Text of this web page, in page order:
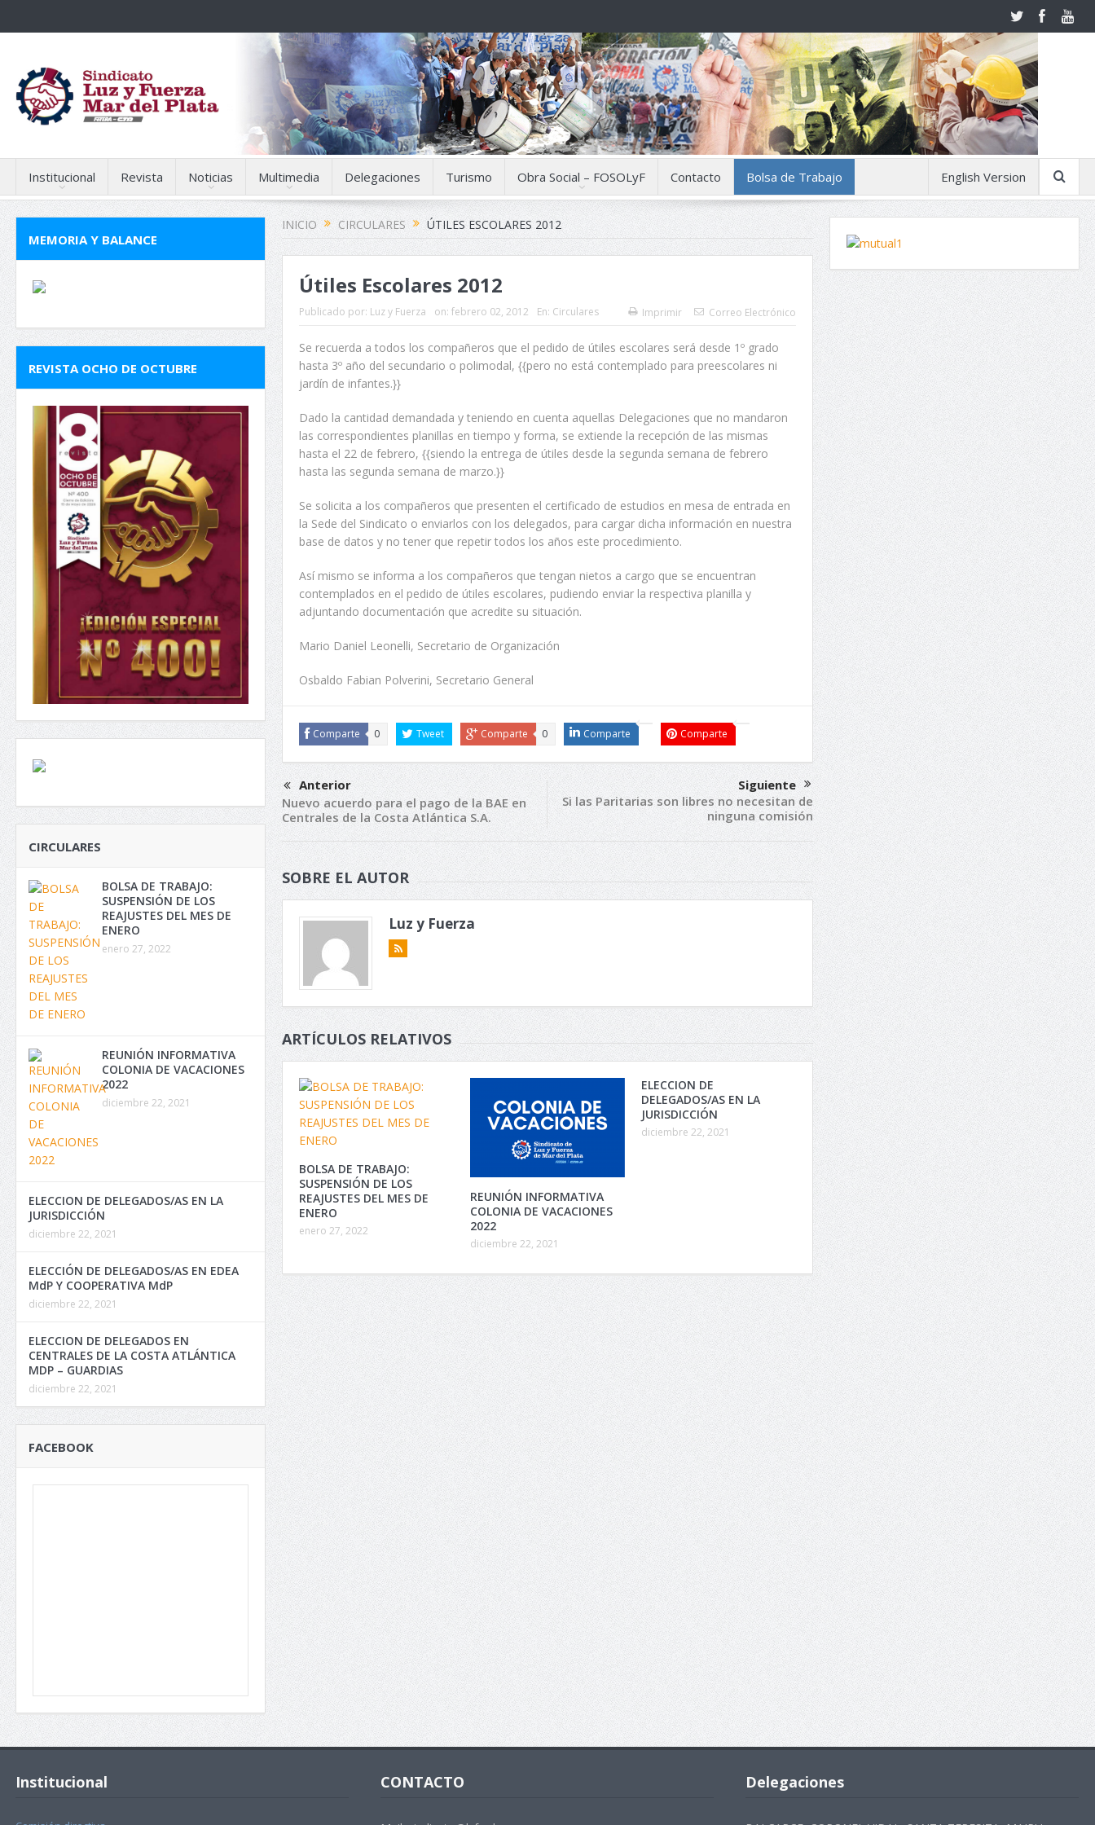
Institucional Revista Noticias Multimedia Delegaciones Turismo Obra Social – FOSOLyF Contacto Bolsa de Trabajo English Version
INICIO CIRCULARES ÚTILES ESCOLARES 2012
Útiles Escolares 2012
Publicado por: Luz y Fuerza on: febrero 02, 2012 En: Circulares Imprimir Correo Electrónico
Se recuerda a todos los compañeros que el pedido de útiles escolares será desde 1º grado
hasta 3º año del secundario o polimodal, {{pero no está contemplado para preescolares ni
jardín de infantes.}}
Dado la cantidad demandada y teniendo en cuenta aquellas Delegaciones que no mandaron
las correspondientes planillas en tiempo y forma, se extiende la recepción de las mismas
hasta el 22 de febrero, {{siendo la entrega de útiles desde la segunda semana de febrero
hasta las segunda semana de marzo.}}
Se solicita a los compañeros que presenten el certificado de estudios en mesa de entrada en
la Sede del Sindicato o enviarlos con los delegados, para cargar dicha información en nuestra
base de datos y no tener que repetir todos los años este procedimiento.
Así mismo se informa a los compañeros que tengan nietos a cargo que se encuentran
contemplados en el pedido de útiles escolares, pudiendo enviar la respectiva planilla y
adjuntando documentación que acredite su situación.
Mario Daniel Leonelli, Secretario de Organización
Osbaldo Fabian Polverini, Secretario General
Comparte 0 Tweet Comparte 0 Comparte Comparte
Anterior
Nuevo acuerdo para el pago de la BAE en
Centrales de la Costa Atlántica S.A.
Siguiente
Si las Paritarias son libres no necesitan de
ninguna comisión
SOBRE EL AUTOR
Luz y Fuerza
ARTÍCULOS RELATIVOS
BOLSA DE TRABAJO:
SUSPENSIÓN DE LOS
REAJUSTES DEL MES DE
ENERO
enero 27, 2022
REUNIÓN INFORMATIVA
COLONIA DE VACACIONES
2022
diciembre 22, 2021
ELECCION DE
DELEGADOS/AS EN LA
JURISDICCIÓN
diciembre 22, 2021
MEMORIA Y BALANCE
REVISTA OCHO DE OCTUBRE
CIRCULARES
BOLSA DE TRABAJO:
SUSPENSIÓN DE LOS
REAJUSTES DEL MES DE
ENERO
enero 27, 2022
REUNIÓN INFORMATIVA
COLONIA DE VACACIONES
2022
diciembre 22, 2021
ELECCION DE DELEGADOS/AS EN LA
JURISDICCIÓN
diciembre 22, 2021
ELECCIÓN DE DELEGADOS/AS EN EDEA
MdP Y COOPERATIVA MdP
diciembre 22, 2021
ELECCION DE DELEGADOS EN
CENTRALES DE LA COSTA ATLÁNTICA
MDP – GUARDIAS
diciembre 22, 2021
FACEBOOK
Institucional CONTACTO Delegaciones